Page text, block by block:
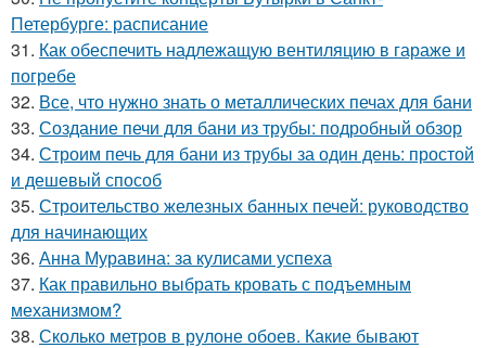
Петербурге: расписание
31. Как обеспечить надлежащую вентиляцию в гараже и
погребе
32. Все, что нужно знать о металлических печах для бани
33. Создание печи для бани из трубы: подробный обзор
34. Строим печь для бани из трубы за один день: простой
и дешевый способ
35. Строительство железных банных печей: руководство
для начинающих
36. Анна Муравина: за кулисами успеха
37. Как правильно выбрать кровать с подъемным
механизмом?
38. Сколько метров в рулоне обоев. Какие бывают